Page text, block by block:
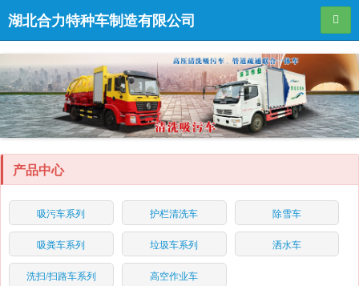
湖北合力特种车制造有限公司 导航
产品中心
吸污车系列 护栏清洗车 除雪车
吸粪车系列 垃圾车系列 洒水车
洗扫/扫路车系列 高空作业车